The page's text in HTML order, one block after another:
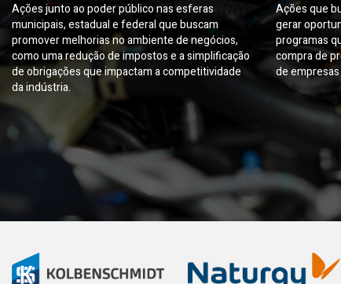
Ações junto ao poder público nas esferas
municipais, estadual e federal que buscam
promover melhorias no ambiente de negócios,
como uma redução de impostos e a simplificação
de obrigações que impactam a competitividade
da indústria.
Ações que
gerar
programas
compra de
de